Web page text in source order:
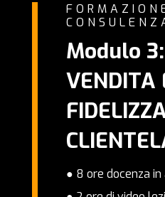
Modulo 3:
VENDITA
● 8 ore docenza in